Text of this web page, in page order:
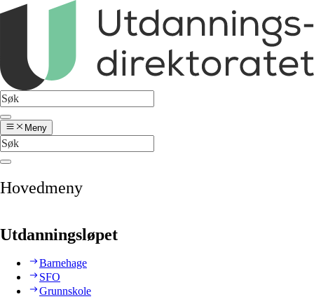
Meny
Hovedmeny
Utdanningsløpet
Barnehage
SFO
Grunnskole